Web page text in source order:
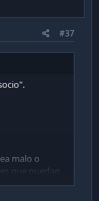
#37
malo o
que puedan
si lo planteas